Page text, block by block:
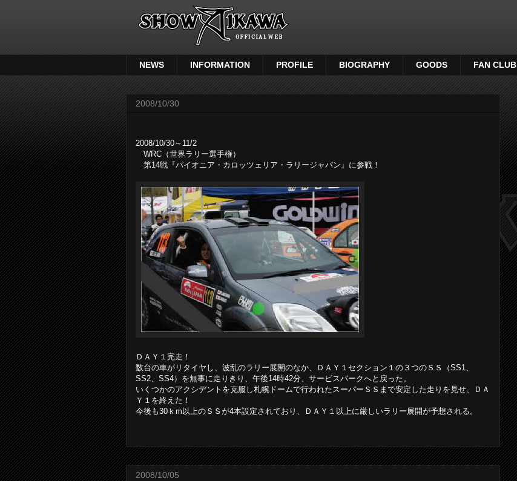
NEWS INFORMATION PROFILE BIOGRAPHY GOODS FAN CLUB
2008/10/30
2008/10/30～11/2
WRC（世界ラリー選手権）
第14戦『パイオニア・カロッツェリア・ラリージャパン』に参戦！
ＤＡＹ１完走！
数台の車がリタイヤし、波乱のラリー展開のなか、ＤＡＹ１セクション１の３つのＳＳ（SS1、
SS2、SS4）を無事に走りきり、午後14時42分、サービスパークへと戻った。
いくつかのアクシデントを克服し札幌ドームで行われたスーパーＳＳまで安定した走りを見せ、ＤＡ
Ｙ１を終えた！
今後も30ｋm以上のＳＳが4本設定されており、ＤＡＹ１以上に厳しいラリー展開が予想される。
2008/10/05